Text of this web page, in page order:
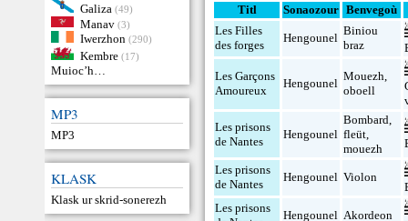
Galiza (49)
Manav (3)
Iwerzhon (290)
Kembre (17)
Muioc’h…
MP3
MP3
KLASK
Klask ur skrid-sonerezh
Titl Sonaozour Benvegoù
Les Filles
des forges
Hengounel
Biniou
braz
Les Garçons
Amoureux
Hengounel
Mouezh,
oboell
Les prisons
de Nantes
Hengounel
Bombard,
fleüt,
mouezh
Les prisons
de Nantes
Hengounel Violon
Les prisons
Hengounel Akordeon